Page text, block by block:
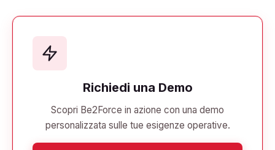
Richiedi una Demo
Scopri Be2Force in azione con una demo
personalizzata sulle tue esigenze operative.